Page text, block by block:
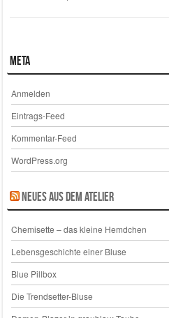
Meta
Anmelden
Eintrags-Feed
Kommentar-Feed
WordPress.org
Neues aus dem Atelier
Chemisette – das kleine Hemdchen
Lebensgeschichte einer Bluse
Blue Pillbox
Die Trendsetter-Bluse